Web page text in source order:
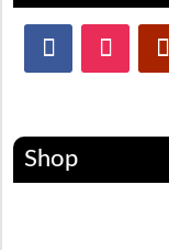
Shop